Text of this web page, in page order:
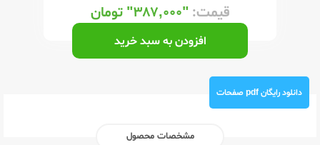
قیمت:"۳۸۷,۰۰۰" تومان
افزودن به سبد خرید
دانلود رایگان pdf صفحات
مشخصات محصول